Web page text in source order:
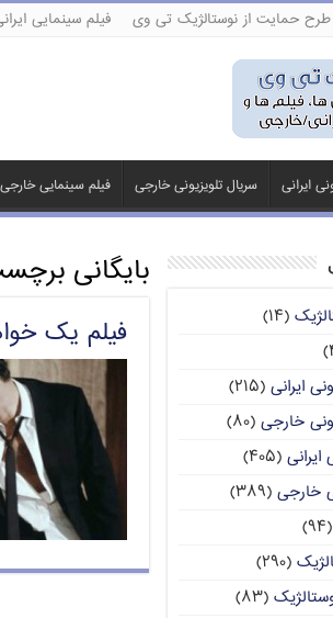
طرح حمایت از نوستالژیک تی وی فیلم سینمایی
ایرانی سریال تلویزیونی خارجی فیلم سینمایی خارجی
بایگانی
فیلم یک
(۱۴)
ایرانی (۲۱۵)
خارجی (۸۰)
(۴۰۵)
خارجی (۳۸۹)
(۹۴)
(۲۹۰)
(۸۳)